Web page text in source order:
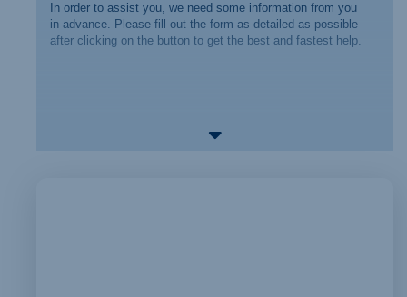
In order to assist you, we need some information from you
in advance. Please fill out the form as detailed as possible
after clicking on the button to get the best and fastest help.